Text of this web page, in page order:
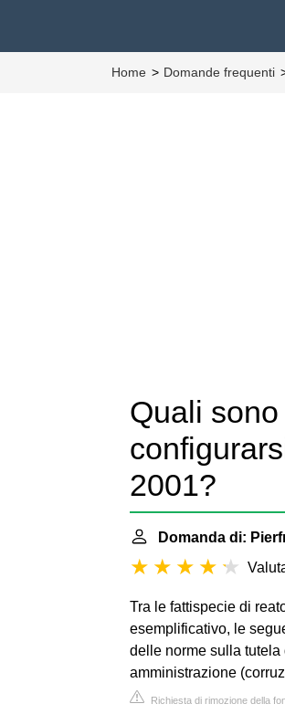
Home Domande frequenti
Quali
2001?
Domanda di:
Tra le fattispecie di
esemplificativo, le
delle norme sulla
amministrazione
Richiesta di rimozione della